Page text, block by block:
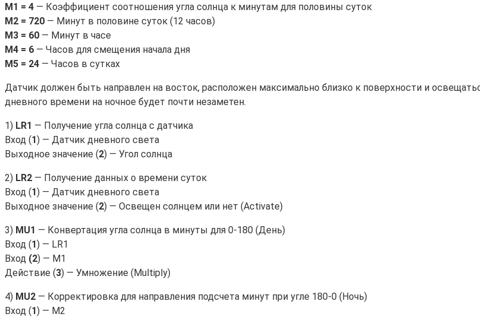
M1 = 4 — Коэффициент соотношения угла солнца к минутам для половины суток
M2 = 720 — Минут в половине суток (12 часов)
M3 = 60 — Минут в часе
M4 = 6 — Часов для смещения начала дня
M5 = 24 — Часов в сутках
Датчик должен быть направлен на восток, расположен максимально близко к поверхности и
дневного времени на ночное будет почти незаметен.
1) LR1 — Получение угла солнца с датчика
Вход (1) — Датчик дневного света
Выходное значение (2) — Угол солнца
2) LR2 — Получение данных о времени суток
Вход (1) — Датчик дневного света
Выходное значение (2) — Освещен солнцем или нет (Activate)
3) MU1 — Конвертация угла солнца в минуты для 0-180 (День)
Вход (1) — LR1
Вход (2) — M1
Действие (3) — Умножение (Multiply)
4) MU2 — Корректировка для направления подсчета минут при угле 180-0 (Ночь)
Вход (1) — M2